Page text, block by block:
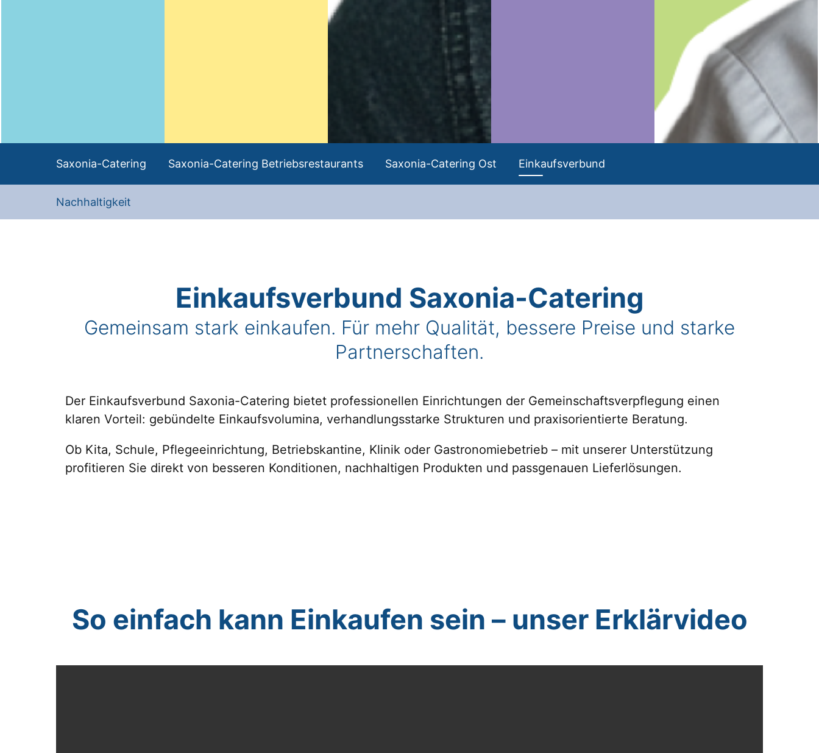
Saxonia-Catering Saxonia-Catering Betriebsrestaurants Saxonia-Catering Ost Einkaufsverbund
Nachhaltigkeit
Einkaufsverbund Saxonia-Catering
Gemeinsam stark einkaufen. Für mehr Qualität, bessere Preise und starke
Partnerschaften.
Der Einkaufsverbund Saxonia-Catering bietet professionellen Einrichtungen der Gemeinschaftsverpflegung einen
klaren Vorteil: gebündelte Einkaufsvolumina, verhandlungsstarke Strukturen und praxisorientierte Beratung.
Ob Kita, Schule, Pflegeeinrichtung, Betriebskantine, Klinik oder Gastronomiebetrieb – mit unserer Unterstützung
profitieren Sie direkt von besseren Konditionen, nachhaltigen Produkten und passgenauen Lieferlösungen.
So einfach kann Einkaufen sein – unser Erklärvideo